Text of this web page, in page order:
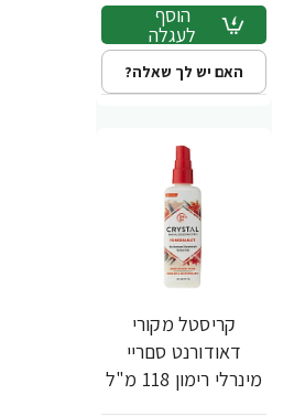
הוסף
לעגלה
האם יש לך שאלה?
קריסטל מקורי
דאודורנט סםריי
מינרלי רימון 118 מ"ל